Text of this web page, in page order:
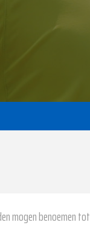
mogen benoemen